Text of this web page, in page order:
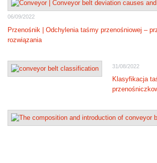
06/09/2022
Przenośnik | Odchylenia taśmy przenośniowej –
rozwiązania
31/08/2022
Klasyfikacja